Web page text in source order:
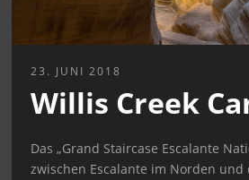
23. JUNI 2018
Willis Creek
Das „Grand Staircase Escalante
zwischen Escalante im Norden und